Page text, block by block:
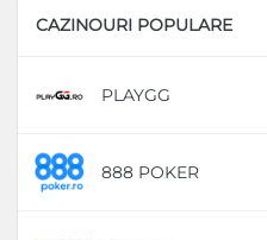
CAZINOURI POPULARE
PLAYGG
888 POKER